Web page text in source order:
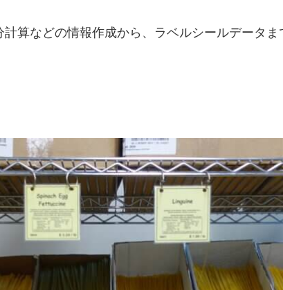
算などの情報作成から、ラベルシールデータま